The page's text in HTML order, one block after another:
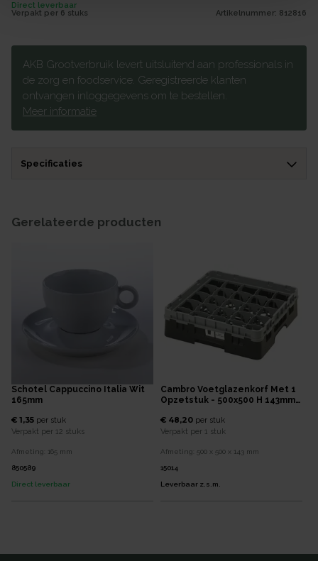
Direct leverbaar
Verpakt per 6 stuks Artikelnummer: 812816
AKB Grootverbruik levert uitsluitend aan professionals in
de zorg en foodservice. Geregistreerde klanten
ontvangen inloggegevens om te bestellen.
Meer informatie
Specificaties
Gerelateerde producten
Schotel Cappuccino Italia Wit
165mm
€ 1,35 per stuk
Verpakt per 12 stuks
Afmeting: 165 mm
850589
Direct leverbaar
Cambro Voetglazenkorf Met 1
Opzetstuk - 500x500 H 143mm
- Black
€ 48,20 per stuk
Verpakt per 1 stuk
Afmeting: 500 x 500 x 143 mm
15014
Leverbaar z.s.m.